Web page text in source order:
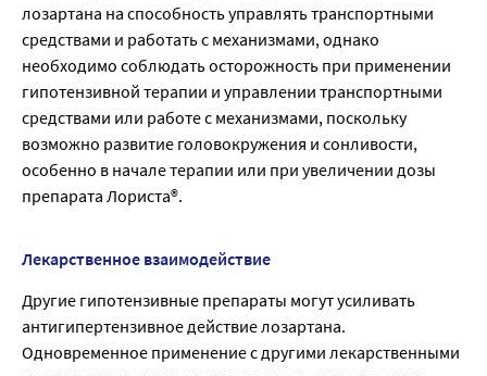
лозартана на способность управлять транспортными
средствами и работать с механизмами, однако
необходимо соблюдать осторожность при применении
гипотензивной терапии и управлении транспортными
средствами или работе с механизмами, поскольку
возможно развитие головокружения и сонливости,
особенно в начале терапии или при увеличении дозы
препарата Лориста®.
Лекарственное взаимодействие
Другие гипотензивные препараты могут усиливать
антигипертензивное действие лозартана.
Одновременное применение с другими лекарственными